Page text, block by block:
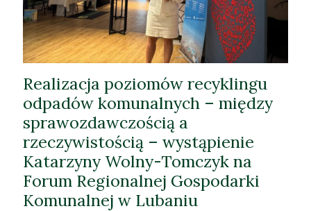
Realizacja poziomów recyklingu
odpadów komunalnych – między
sprawozdawczością a
rzeczywistością – wystąpienie
Katarzyny Wolny-Tomczyk na
Forum Regionalnej Gospodarki
Komunalnej w Lubaniu